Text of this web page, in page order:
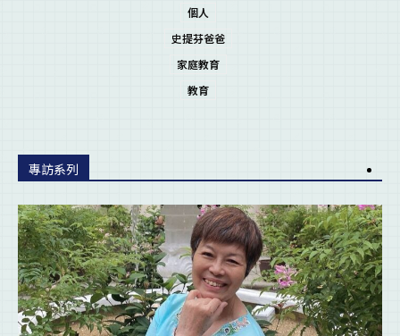
個人
史提芬爸爸
家庭教育
教育
專訪系列